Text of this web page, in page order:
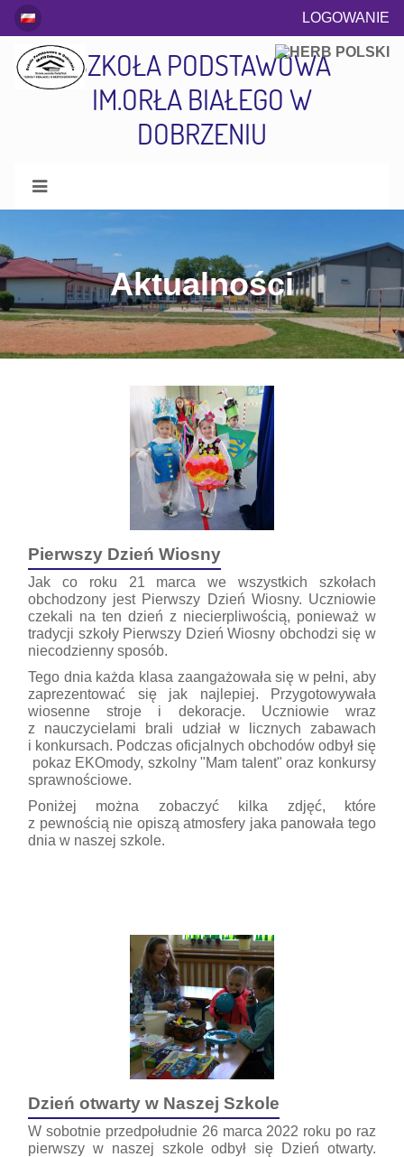
LOGOWANIE
SZKOŁA PODSTAWOWA
IM.ORŁA BIAŁEGO W
DOBRZENIU
Aktualności
Pierwszy Dzień Wiosny
Jak co roku 21 marca we wszystkich szkołach
obchodzony jest Pierwszy Dzień Wiosny. Uczniowie
czekali na ten dzień z niecierpliwością, ponieważ w
tradycji szkoły Pierwszy Dzień Wiosny obchodzi się w
niecodzienny sposób.
Tego dnia każda klasa zaangażowała się w pełni, aby
zaprezentować się jak najlepiej. Przygotowywała
wiosenne stroje i dekoracje. Uczniowie wraz
z nauczycielami brali udział w licznych zabawach
i konkursach. Podczas oficjalnych obchodów odbył się
pokaz EKOmody, szkolny "Mam talent" oraz konkursy
sprawnościowe.
Poniżej można zobaczyć kilka zdjęć, które
z pewnością nie opiszą atmosfery jaka panowała tego
dnia w naszej szkole.
Dzień otwarty w Naszej Szkole
W sobotnie przedpołudnie 26 marca 2022 roku po raz
pierwszy w naszej szkole odbył się Dzień otwarty.